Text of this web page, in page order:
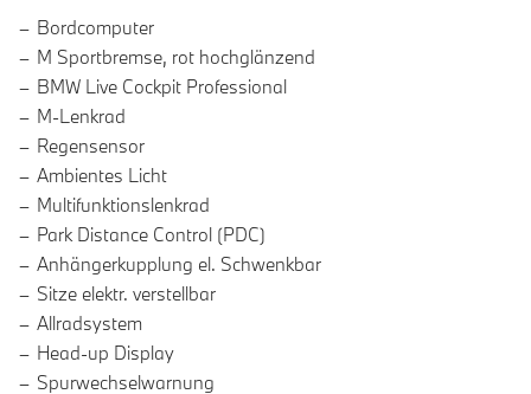
Bordcomputer
M Sportbremse, rot hochglänzend
BMW Live Cockpit Professional
M-Lenkrad
Regensensor
Ambientes Licht
Multifunktionslenkrad
Park Distance Control (PDC)
Anhängerkupplung el. Schwenkbar
Sitze elektr. verstellbar
Allradsystem
Head-up Display
Spurwechselwarnung